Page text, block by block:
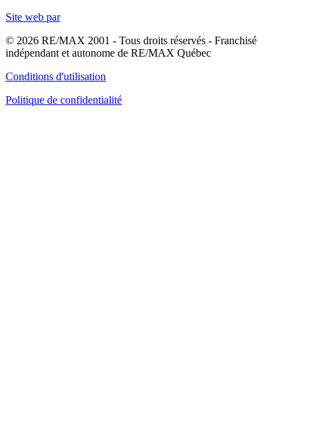
Site web par
© 2026 RE/MAX 2001 - Tous droits réservés - Franchisé
indépendant et autonome de RE/MAX Québec
Conditions d'utilisation
Politique de confidentialité